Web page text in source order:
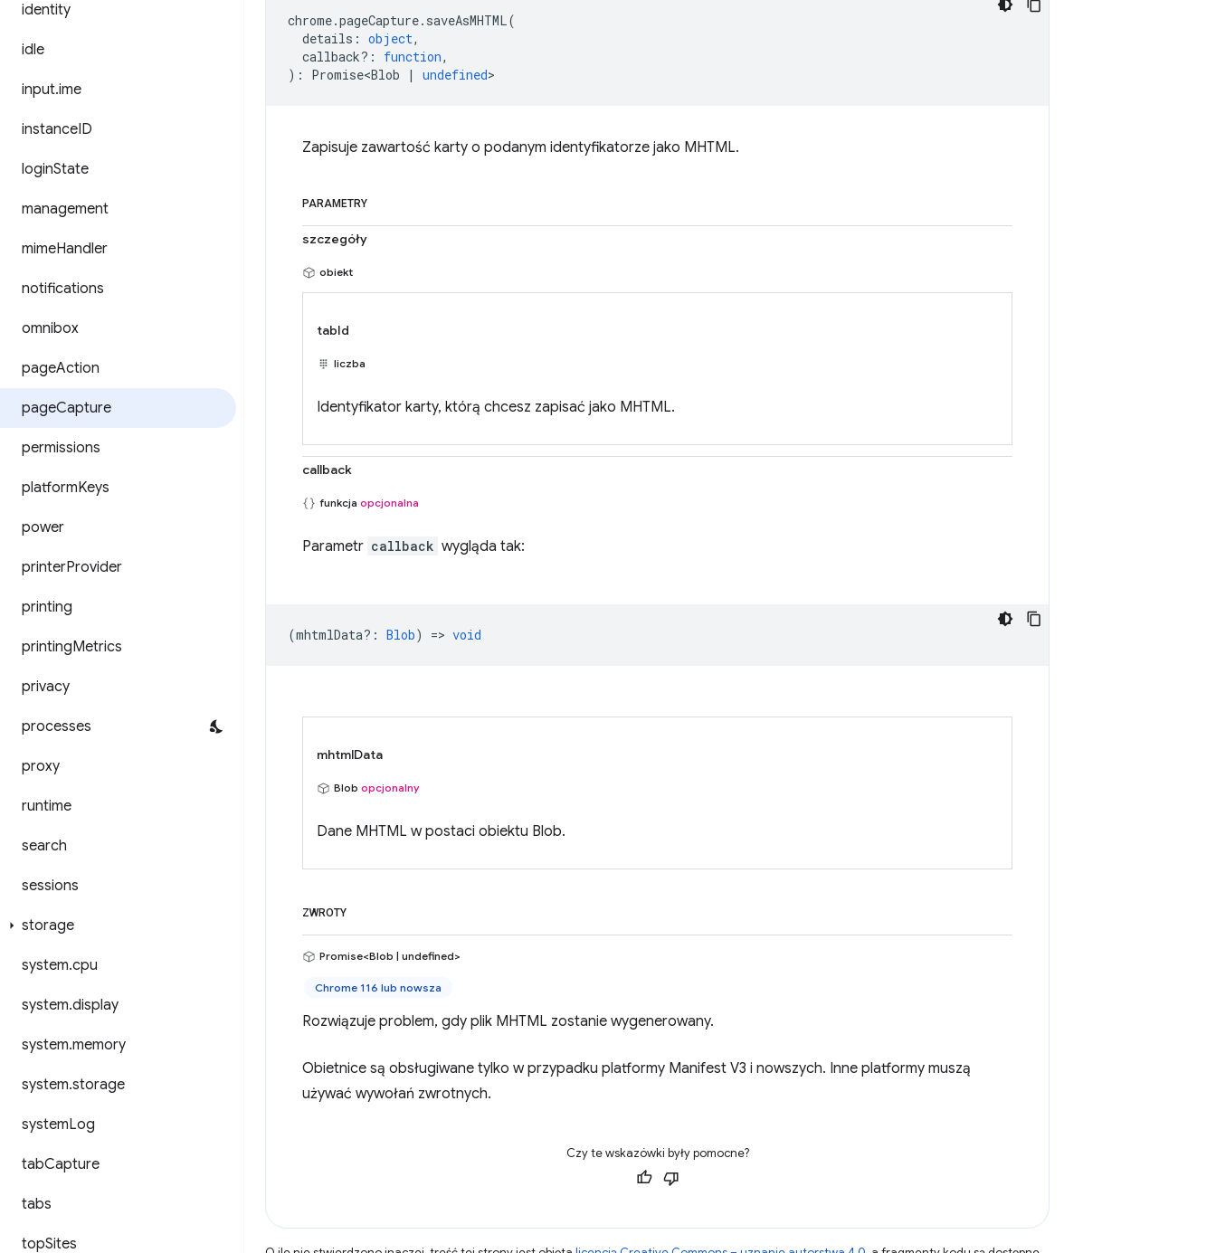
identity
idle
input.ime
instanceID
loginState
management
mimeHandler
notifications
omnibox
pageAction
pageCapture
permissions
platformKeys
power
printerProvider
printing
printingMetrics
privacy
processes
proxy
runtime
search
sessions
storage
system.cpu
system.display
system.memory
system.storage
systemLog
tabCapture
tabs
topSites
chrome.pageCapture. saveAsMHTML(
details : object,
callback? : function,
) : Promise<Blob | undefined>
Zapisuje zawartość karty o podanym identyfikatorze jako MHTML.
PARAMETRY
szczegóły
obiekt
tabId
liczba
Identyfikator karty, którą chcesz zapisać jako MHTML.
callback
funkcja opcjonalna
Parametr callback wygląda tak:
(mhtmlData? : Blob) => void
mhtmlData
Blob opcjonalny
Dane MHTML w postaci obiektu Blob.
ZWROTY
Promise<Blob | undefined>
Chrome 116 lub nowsza
Rozwiązuje problem, gdy plik MHTML zostanie wygenerowany.
Obietnice są obsługiwane tylko w przypadku platformy Manifest V3 i nowszych. Inne platformy muszą
używać wywołań zwrotnych.
Czy te wskazówki były pomocne?